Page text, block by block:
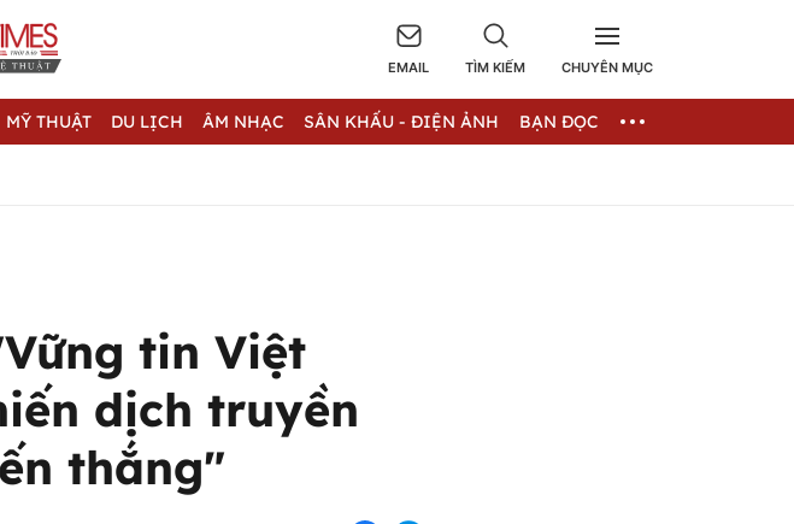
EMAIL TÌM KIẾM CHUYÊN MỤC
MỸ THUẬT DU LỊCH ÂM NHẠC SÂN KHẤU - ĐIỆN ẢNH BẠN ĐỌC
tin Việt
dịch truyền
thắng"